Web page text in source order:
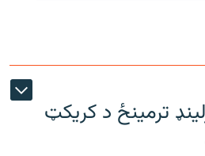
ترمینځ د کریکټ